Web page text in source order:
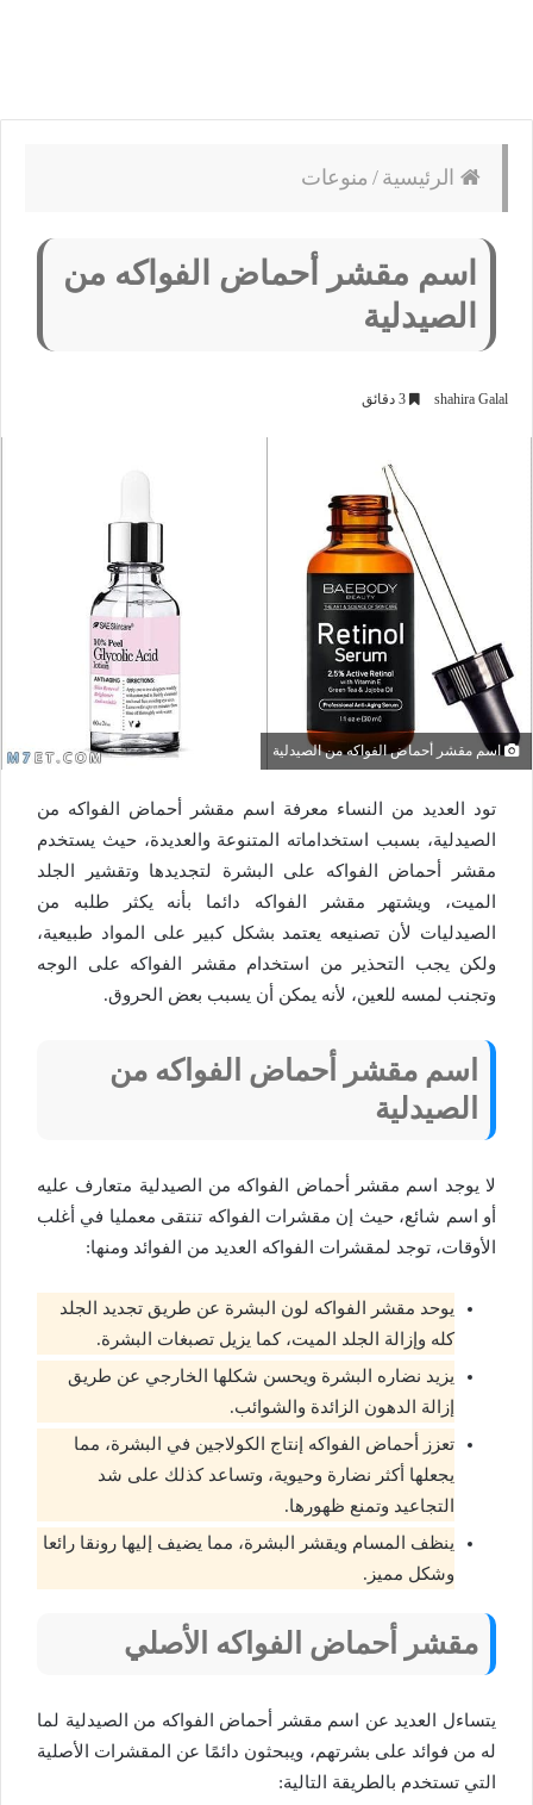
الرئيسية / منوعات
اسم مقشر أحماض الفواكه من
الصيدلية
shahira Galal
اسم مقشر أحماض الفواكه من الصيدلية
تود العديد من النساء معرفة اسم مقشر أحماض الفواكه من
الصيدلية، بسبب استخداماته المتنوعة والعديدة، حيث يستخدم
مقشر أحماض الفواكه على البشرة لتجديدها وتقشير الجلد
الميت، ويشتهر مقشر الفواكه دائما بأنه يكثر طلبه من
الصيدليات لأن تصنيعه يعتمد بشكل كبير على المواد طبيعية،
ولكن يجب التحذير من استخدام مقشر الفواكه على الوجه
وتجنب لمسه للعين، لأنه يمكن أن يسبب بعض الحروق.
اسم مقشر أحماض الفواكه من
الصيدلية
لا يوجد اسم مقشر أحماض الفواكه من الصيدلية متعارف عليه
أو اسم شائع، حيث إن مقشرات الفواكه تنتقى معمليا في أغلب
الأوقات، توجد لمقشرات الفواكه العديد من الفوائد ومنها:
يوحد مقشر الفواكه لون البشرة عن طريق تجديد الجلد
كله وإزالة الجلد الميت، كما يزيل تصبغات البشرة.
يزيد نضاره البشرة ويحسن شكلها الخارجي عن طريق
إزالة الدهون الزائدة والشوائب.
تعزز أحماض الفواكه إنتاج الكولاجين في البشرة، مما
يجعلها أكثر نضارة وحيوية، وتساعد كذلك على شد
التجاعيد وتمنع ظهورها.
ينظف المسام ويقشر البشرة، مما يضيف إليها رونقا رائعا
وشكل مميز.
مقشر أحماض الفواكه الأصلي
يتساءل العديد عن اسم مقشر أحماض الفواكه من الصيدلية لما
له من فوائد على بشرتهم، ويبحثون دائمًا عن المقشرات الأصلية
التي تستخدم بالطريقة التالية: